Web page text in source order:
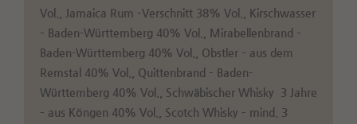
Vol., Jamaica Rum –Verschnitt 38% Vol., Kirschwasser
– Baden-Württemberg 40% Vol., Mirabellenbrand –
Baden-Württemberg 40% Vol., Obstler – aus dem
Remstal 40% Vol., Quittenbrand – Baden-
Württemberg 40% Vol., Schwäbischer Whisky 3 Jahre
– aus Köngen 40% Vol., Scotch Whisky – mind. 3